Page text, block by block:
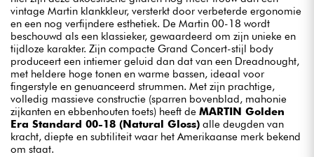
vintage Martin klankkleur, versterkt door verbeterde ergonomie
en een nog verfijndere esthetiek. De Martin 00-18 wordt
beschouwd als een klassieker, gewaardeerd om zijn unieke en
tijdloze karakter. Zijn compacte Grand Concert-stijl body
produceert een intiemer geluid dan dat van een Dreadnought,
met heldere hoge tonen en warme bassen, ideaal voor
fingerstyle en genuanceerd strummen. Met zijn prachtige,
volledig massieve constructie (sparren bovenblad, mahonie
zijkanten en ebbenhouten toets) heeft de MARTIN Golden
Era Standard 00-18 (Natural Gloss) alle deugden van
kracht, diepte en subtiliteit waar het Amerikaanse merk bekend
om staat.